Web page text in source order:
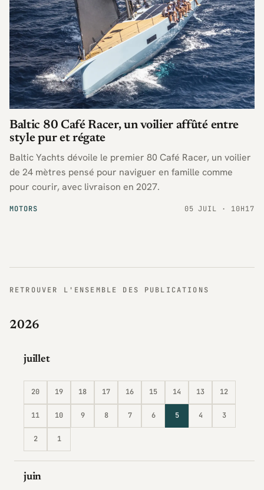
MOTORS
Baltic 80 Café Racer, un voilier affûté entre
style pur et régate
Baltic Yachts dévoile le premier 80 Café Racer, un voilier
de 24 mètres pensé pour naviguer en famille comme
pour courir, avec livraison en 2027.
05 JUIL · 10H17
RETROUVER L'ENSEMBLE DES PUBLICATIONS
2026
juillet
20 19 18 17 16 15 14 13 12
11 10 9 8 7 6 5 4 3
2 1
juin